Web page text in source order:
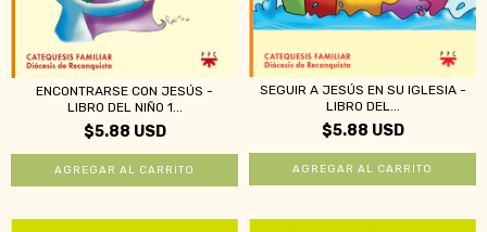
ENCONTRARSE CON JESÚS -
LIBRO DEL NIÑO 1...
$5.88 USD
SEGUIR A JESÚS EN SU IGLESIA -
LIBRO DEL...
$5.88 USD